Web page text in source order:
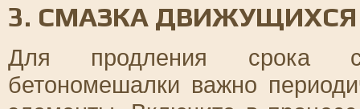
3. СМАЗКА ДВИЖУЩИХСЯ
Для продления срока
бетономешалки важно